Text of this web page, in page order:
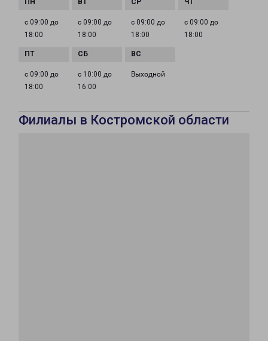
с 09:00 до
18:00
с 09:00 до
18:00
с 09:00 до
18:00
с 09:00 до
18:00
с 09:00 до
18:00
с 10:00 до
16:00
Выходной
Филиалы в Костромской области